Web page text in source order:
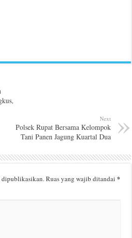
Next
Polsek Rupat Bersama Kelompok
Tani Panen Jagung Kuartal Dua
dipublikasikan.Ruas yang wajib ditandai*